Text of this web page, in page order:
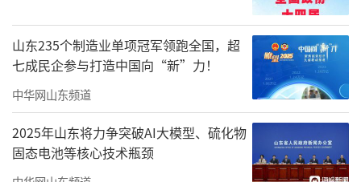
山东235个制造业单项冠军领跑全国，超
七成民企参与打造中国向“新”力！
中华网山东频道
2025年山东将力争突破AI大模型、硫化物
固态电池等核心技术瓶颈